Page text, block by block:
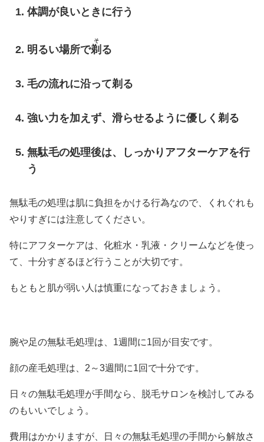
体調が良いときに行う
明るい場所で剃
そ
る
毛の流れに沿って剃る
強い力を加えず、滑らせるように優しく剃る
無駄毛の処理後は、しっかりアフターケアを行
う
無駄毛の処理は肌に負担をかける行為なので、くれぐれも
やりすぎには注意してください。
特にアフターケアは、化粧水・乳液・クリームなどを使っ
て、十分すぎるほど行うことが大切です。
もともと肌が弱い人は慎重になっておきましょう。
腕や足の無駄毛処理は、1週間に1回が目安です。
顔の産毛処理は、2～3週間に1回で十分です。
日々の無駄毛処理が手間なら、脱毛サロンを検討してみる
のもいいでしょう。
費用はかかりますが、日々の無駄毛処理の手間から解放さ